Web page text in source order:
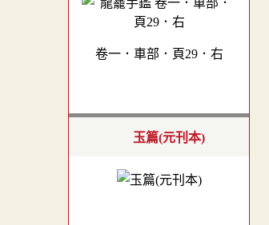
卷一．車部．頁29．右
玉篇(元刊本)